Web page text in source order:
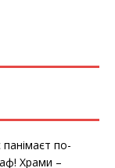
по-
Храми –